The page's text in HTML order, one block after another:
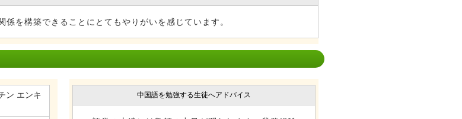
を構築できることにとてもやりがいを感じています。
ン エンキ 中国語を勉強する生徒へアドバイス